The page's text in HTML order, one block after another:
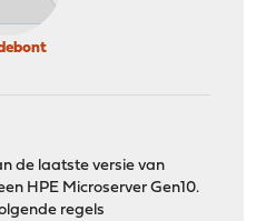
de laatste versie van
HPE Microserver Gen10.
regels